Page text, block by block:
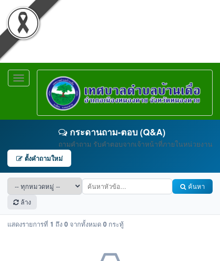
Toggle
navigation
กระดานถาม-ตอบ (Q&A)
ถามคำถาม รับคำตอบจากเจ้าหน้าที่ภายในหน่วยงาน
ตั้งคำถามใหม่
ค้นหา
ล้าง
แสดงรายการที่ 1 ถึง 0 จากทั้งหมด 0 กระทู้